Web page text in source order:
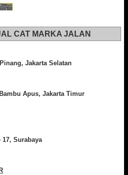
CAT MARKA JALAN
Jakarta Selatan
Apus, Jakarta Timur
17, Surabaya